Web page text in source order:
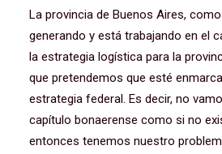
La provincia de Buenos Aires,
generando y está trabajando en el
la estrategia logística para la
que pretendemos que esté
estrategia federal. Es decir, no
capítulo bonaerense como si no
entonces tenemos nuestro